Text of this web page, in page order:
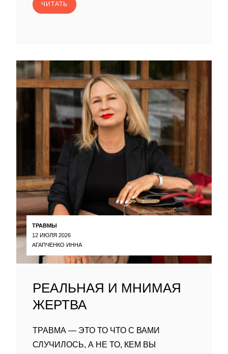
ЧИТАТЬ
ТРАВМЫ
12 ИЮЛЯ 2026
АГАПЧЕНКО ИННА
РЕАЛЬНАЯ И МНИМАЯ
ЖЕРТВА
ТРАВМА — ЭТО ТО ЧТО С ВАМИ
СЛУЧИЛОСЬ, А НЕ ТО, КЕМ ВЫ